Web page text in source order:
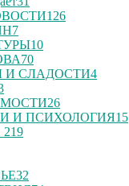
126
7
10
70
И СЛАДОСТИ4
26
И ПСИХОЛОГИЯ15
219
32